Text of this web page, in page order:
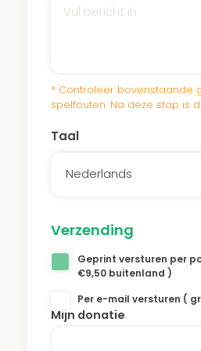
richten op zijn naam, als
monument aan de
parkenzorgt ervoor
hitte en droogte
het Wim Polak park
onderhoud.
* Controleer bovenstaande
spelfouten. Na deze stap is
Taal
Nederlands
Verzending
Geprint versturen per
€9,50 buitenland )
Per e-mail versturen (
Mijn donatie